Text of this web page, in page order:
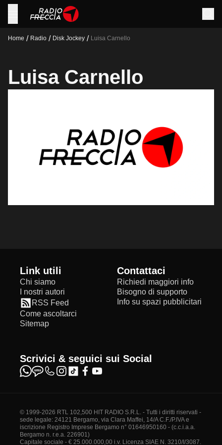
Home / Radio / Disk Jockey / Luisa Carnello
Luisa Carnello
Link utili
Chi siamo
I nostri autori
RSS Feed
Come ascoltarci
Sitemap
Contattaci
Richiedi maggiori info
Bisogno di supporto
Info su spazi pubblicitari
Scrivici & seguici sui Social
© 1999-2026 RTL 102,500 HIT RADIO S.R.L. - Tutti i diritti riservati -
sede legale: 24121 Bergamo, via Clara Maffei, 14/A C.F./P.IVA e
iscrizione Registro Imprese Bergamo n° 01646950160 - (c.c.i.a.a.
Bergamo n. r.e.a. 226901)
Capitale sociale - € 25.000.000,00 i.v. Licenza SIAE N. 3210/I/3087.